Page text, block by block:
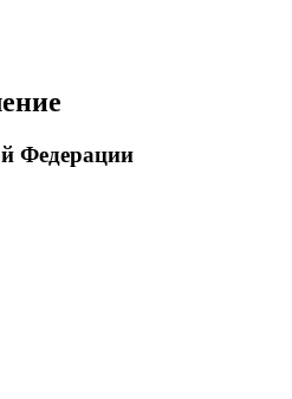
Федерации